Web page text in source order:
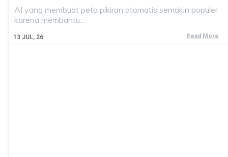
13 JUL, 26
AI yang membuat peta pikiran otomatis semakin populer
karena membantu…
Read More